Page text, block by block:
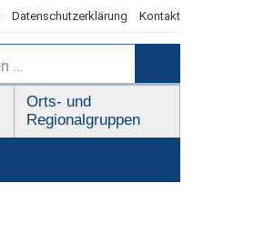
Datenschutzerklärung Kontakt
Orts- und
Regionalgruppen